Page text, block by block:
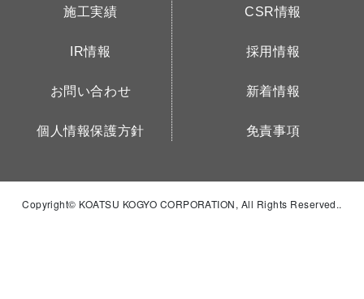
施工実績
IR情報
お問い合わせ
個人情報保護方針
CSR情報
採用情報
新着情報
免責事項
Copyright© KOATSU KOGYO CORPORATION, All Rights Reserved..